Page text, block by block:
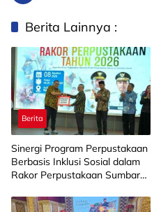
Berita Lainnya :
Berita
Sinergi Program Perpustakaan
Berbasis Inklusi Sosial dalam
Rakor Perpustakaan Sumbar